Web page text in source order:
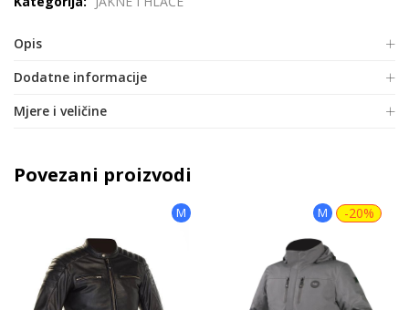
Opis
Dodatne informacije
Mjere i veličine
Povezani proizvodi
M M -20%